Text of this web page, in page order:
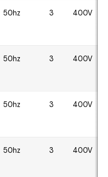
50hz 3 400V
50hz 3 400V
50hz 3 400V
50hz 3 400V